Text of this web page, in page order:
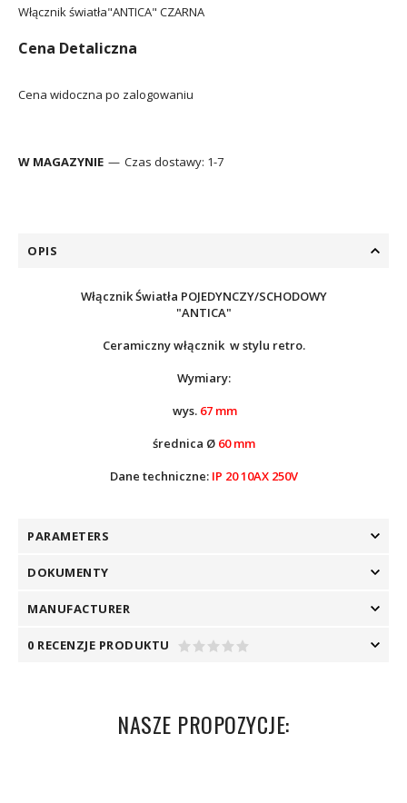
Włącznik światła"ANTICA" CZARNA
Cena Detaliczna
Cena widoczna po zalogowaniu
W MAGAZYNIE Czas dostawy: 1-7
OPIS
Włącznik Światła POJEDYNCZY/SCHODOWY
"ANTICA"
Ceramiczny włącznik w stylu retro.
Wymiary:
wys. 67 mm
średnica Ø 60 mm
Dane techniczne: IP 20 10AX 250V
PARAMETERS
DOKUMENTY
MANUFACTURER
0 RECENZJE PRODUKTU
NASZE PROPOZYCJE: